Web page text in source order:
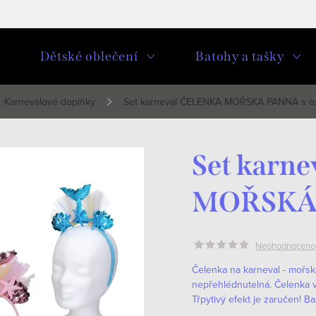
Dětské oblečení Batohy a tašky
Karnevalové doplňky Set karneval ČELENKA MOŘSKÁ PANNA s
Set
Neohodnoceno
Čelenka na karneval -
nepřehlédnutelná. Čelenka
Třpytivý efekt je zaručen!